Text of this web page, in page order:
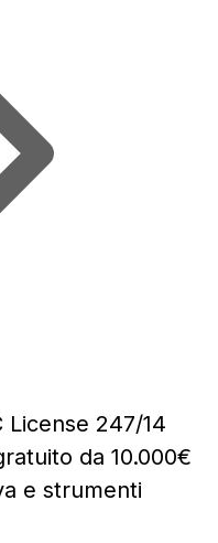
License 247/14
da 10.000€
e strumenti